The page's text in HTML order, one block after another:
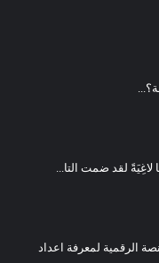
الرقمية لمعرفة اعداد